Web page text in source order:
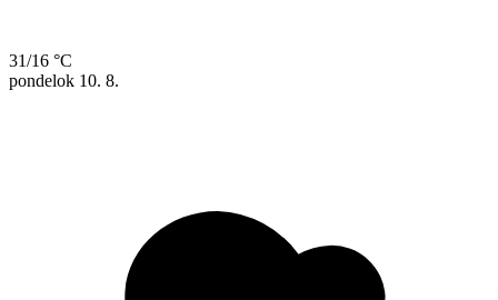
31/16 °C
pondelok 10. 8.